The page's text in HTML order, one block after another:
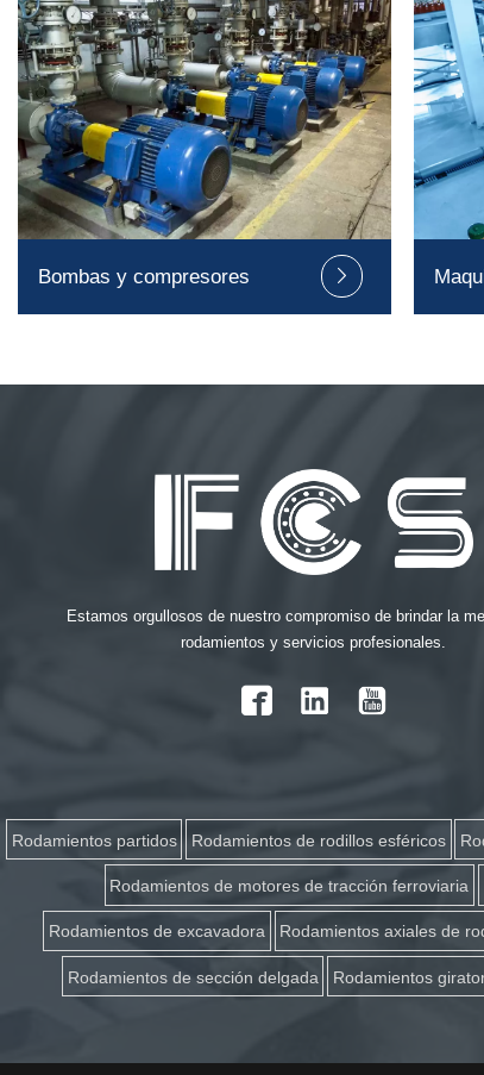
Bombas y compresores 
Estamos orgullosos de nuestro compromiso de brindar la
rodamientos y servicios profesionales.

Rodamientos partidos Rodamientos de rodillos esféricos
Rodamientos de motores de tracción ferroviaria
Rodamientos de excavadora Rodamientos axiales de
Rodamientos de sección delgada Rodamientos